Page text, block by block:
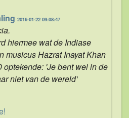
2016-01-22 09:08:47
hiermee wat de Indiase
musicus Hazrat Inayat Khan
optekende: 'Je bent wel in de
niet van de wereld'